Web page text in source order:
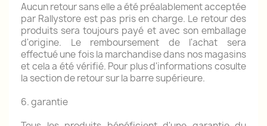
Aucun retour sans elle a été préalablement acceptée
par Rallystore est pas pris en charge. Le retour des
produits sera toujours payé et avec son emballage
d'origine. Le remboursement de l'achat sera
effectué une fois la marchandise dans nos magasins
et cela a été vérifié. Pour plus d'informations cosulte
la section de retour sur la barre supérieure.
6. garantie